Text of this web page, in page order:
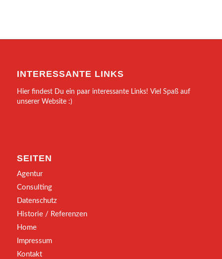
INTERESSANTE LINKS
Hier findest Du ein paar interessante Links! Viel Spaß auf
unserer Website :)
SEITEN
Agentur
Consulting
Datenschutz
Historie / Referenzen
Home
Impressum
Kontakt